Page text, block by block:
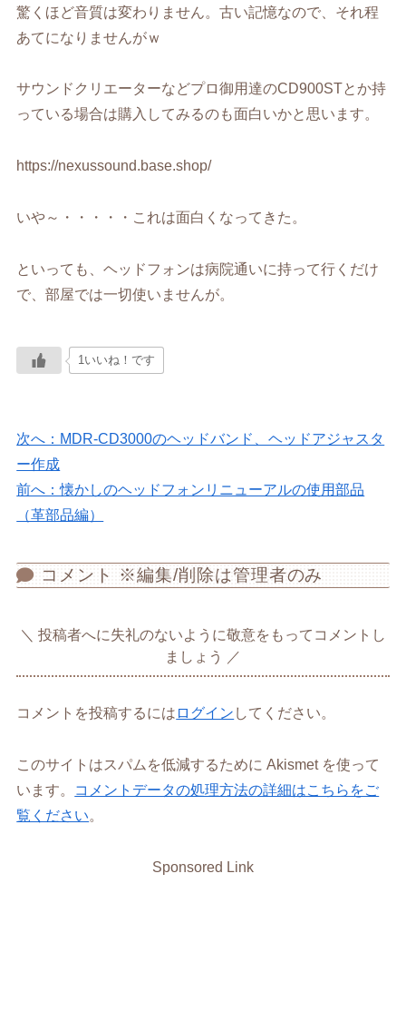
驚くほど音質は変わりません。古い記憶なので、それ程
あてになりませんがｗ
サウンドクリエーターなどプロ御用達のCD900STとか持
っている場合は購入してみるのも面白いかと思います。
https://nexussound.base.shop/
いや～・・・・・これは面白くなってきた。
といっても、ヘッドフォンは病院通いに持って行くだけ
で、部屋では一切使いませんが。
1いいね！です
次へ：MDR-CD3000のヘッドバンド、ヘッドアジャスタ
ー作成
前へ：懐かしのヘッドフォンリニューアルの使用部品
（革部品編）
コメント ※編集/削除は管理者のみ
投稿者へに失礼のないように敬意をもってコメントし
ましょう
コメントを投稿するには ログイン してください。
このサイトはスパムを低減するために Akismet を使って
います。
コメントデータの処理方法の詳細はこちらをご
覧ください。
Sponsored Link